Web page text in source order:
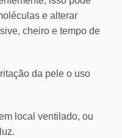
e alterar
cheiro e tempo de
da pele o uso
local ventilado, ou